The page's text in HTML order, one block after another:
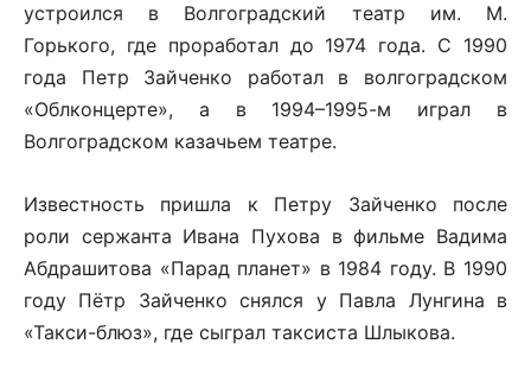
устроился в Волгоградский театр им. М.
Горького, где проработал до 1974 года. С 1990
года Петр Зайченко работал в волгоградском
«Облконцерте», а в 1994–1995-м играл в
Волгоградском казачьем театре.
Известность пришла к Петру Зайченко после
роли сержанта Ивана Пухова в фильме Вадима
Абдрашитова «Парад планет» в 1984 году. В 1990
году Пётр Зайченко снялся у Павла Лунгина в
«Такси-блюз», где сыграл таксиста Шлыкова.